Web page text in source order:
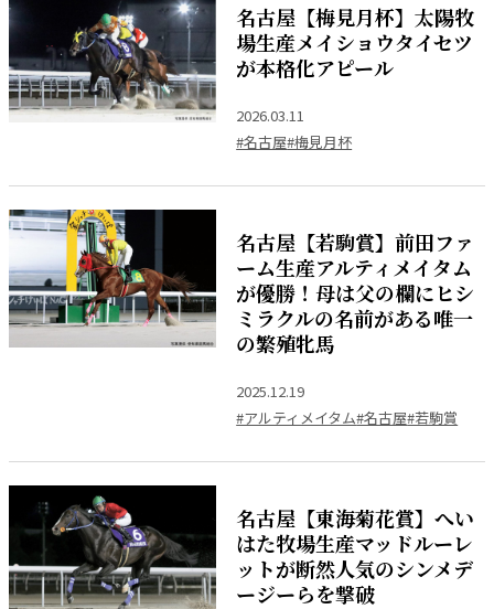
名古屋【梅見月杯】太陽牧
場生産メイショウタイセツ
が本格化アピール
2026.03.11
#名古屋#梅見月杯
名古屋【若駒賞】前田ファ
ーム生産アルティメイタム
が優勝！母は父の欄にヒシ
ミラクルの名前がある唯一
の繁殖牝馬
2025.12.19
#アルティメイタム#名古屋#若駒賞
名古屋【東海菊花賞】へい
はた牧場生産マッドルーレ
ットが断然人気のシンメデ
ージーらを撃破